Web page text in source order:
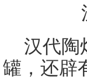
汉代陶
罐，还辟